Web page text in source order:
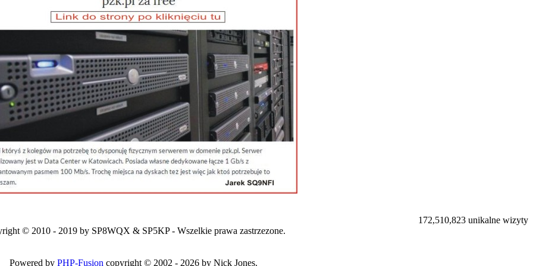
172,510,823 unikalne wizyty
© 2010 - 2019 by SP8WQX & SP5KP - Wszelkie prawa zastrzezone.
Powered by PHP-Fusion copyright © 2002 - 2026 by Nick Jones.